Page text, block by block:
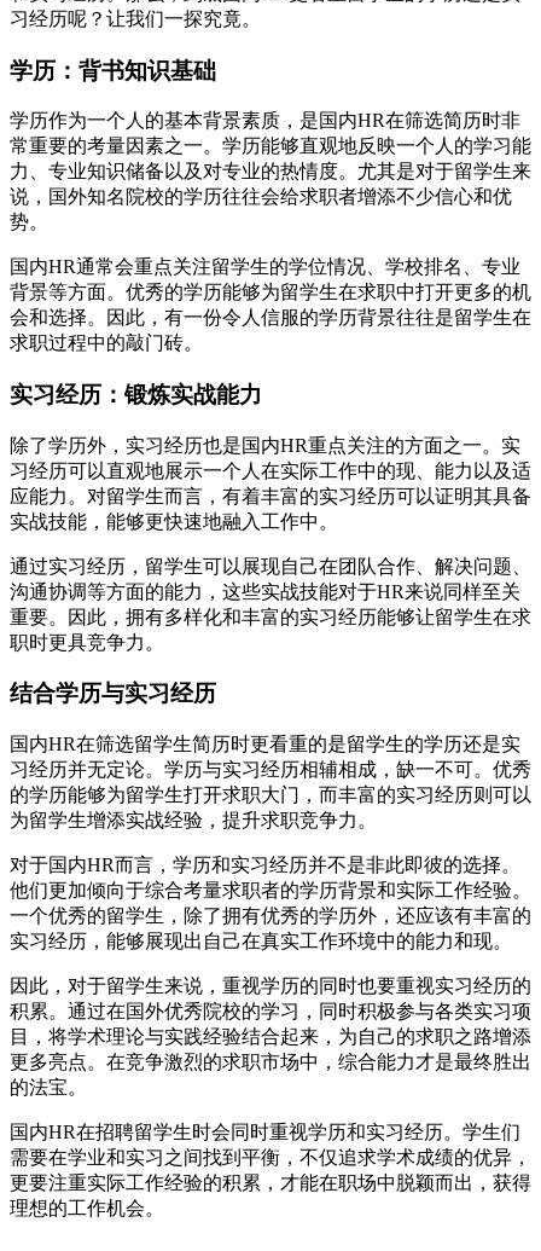
习经历呢？让我们一探究竟。
学历：背书知识基础
学历作为一个人的基本背景素质，是国内HR在筛选简历时非
常重要的考量因素之一。学历能够直观地反映一个人的学习能
力、专业知识储备以及对专业的热情度。尤其是对于留学生来
说，国外知名院校的学历往往会给求职者增添不少信心和优
势。
国内HR通常会重点关注留学生的学位情况、学校排名、专业
背景等方面。优秀的学历能够为留学生在求职中打开更多的机
会和选择。因此，有一份令人信服的学历背景往往是留学生在
求职过程中的敲门砖。
实习经历：锻炼实战能力
除了学历外，实习经历也是国内HR重点关注的方面之一。实
习经历可以直观地展示一个人在实际工作中的现、能力以及适
应能力。对留学生而言，有着丰富的实习经历可以证明其具备
实战技能，能够更快速地融入工作中。
通过实习经历，留学生可以展现自己在团队合作、解决问题、
沟通协调等方面的能力，这些实战技能对于HR来说同样至关
重要。因此，拥有多样化和丰富的实习经历能够让留学生在求
职时更具竞争力。
结合学历与实习经历
国内HR在筛选留学生简历时更看重的是留学生的学历还是实
习经历并无定论。学历与实习经历相辅相成，缺一不可。优秀
的学历能够为留学生打开求职大门，而丰富的实习经历则可以
为留学生增添实战经验，提升求职竞争力。
对于国内HR而言，学历和实习经历并不是非此即彼的选择。
他们更加倾向于综合考量求职者的学历背景和实际工作经验。
一个优秀的留学生，除了拥有优秀的学历外，还应该有丰富的
实习经历，能够展现出自己在真实工作环境中的能力和现。
因此，对于留学生来说，重视学历的同时也要重视实习经历的
积累。通过在国外优秀院校的学习，同时积极参与各类实习项
目，将学术理论与实践经验结合起来，为自己的求职之路增添
更多亮点。在竞争激烈的求职市场中，综合能力才是最终胜出
的法宝。
国内HR在招聘留学生时会同时重视学历和实习经历。学生们
需要在学业和实习之间找到平衡，不仅追求学术成绩的优异，
更要注重实际工作经验的积累，才能在职场中脱颖而出，获得
理想的工作机会。